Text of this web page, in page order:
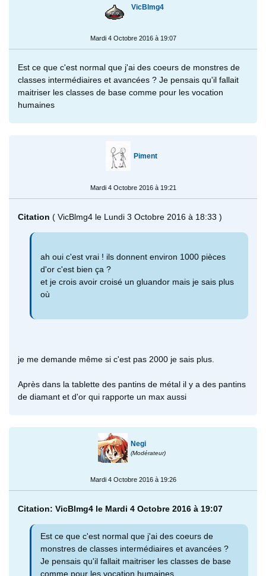
VicBlmg4
Mardi 4 Octobre 2016 à 19:07
Est ce que c'est normal que j'ai des coeurs de monstres de
classes intermédiaires et avancées ? Je pensais qu'il fallait
maitriser les classes de base comme pour les vocation
humaines
Piment
Mardi 4 Octobre 2016 à 19:21
Citation ( VicBlmg4 le Lundi 3 Octobre 2016 à 18:33 )
ah oui c'est vrai ! ils donnent environ 1000 pièces
d'or c'est bien ça ?
et je crois avoir croisé un gluandor mais je sais plus
où
je me demande même si c'est pas 2000 je sais plus.
Après dans la tablette des pantins de métal il y a des pantins
de diamant et d'or qui rapporte un max aussi
Negi
(Modérateur)
Mardi 4 Octobre 2016 à 19:26
Citation: VicBlmg4 le Mardi 4 Octobre 2016 à 19:07
Est ce que c'est normal que j'ai des coeurs de
monstres de classes intermédiaires et avancées ?
Je pensais qu'il fallait maitriser les classes de base
comme pour les vocation humaines